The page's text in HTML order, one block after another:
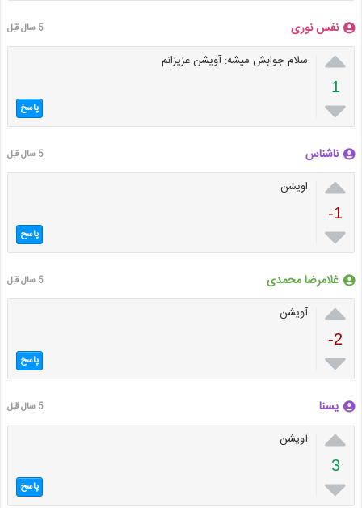
نفس نوری 5 سال قبل

1

سلام جوابش میشه: آویشن عزیزانم
پاسخ
ناشناس 5 سال قبل

-1

اویشن
پاسخ
غلامرضا محمدی 5 سال قبل

-2

آویشن
پاسخ
یسنا 5 سال قبل

3

آویشن
پاسخ